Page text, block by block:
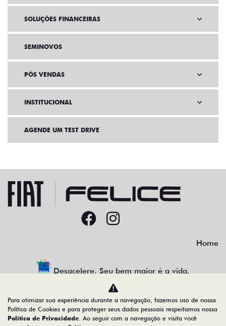
SOLUÇÕES FINANCEIRAS
SEMINOVOS
PÓS VENDAS
INSTITUCIONAL
AGENDE UM TEST DRIVE
Home
Desacelere. Seu bem maior é a vida.
91.525.790/0001-84
Para otimizar sua experiência durante a navegação, fazemos uso de nossa
Política de Cookies e para proteger seus dados pessoais respeitamos nossa
Política de Privacidade. Ao seguir com a navegação e visita você